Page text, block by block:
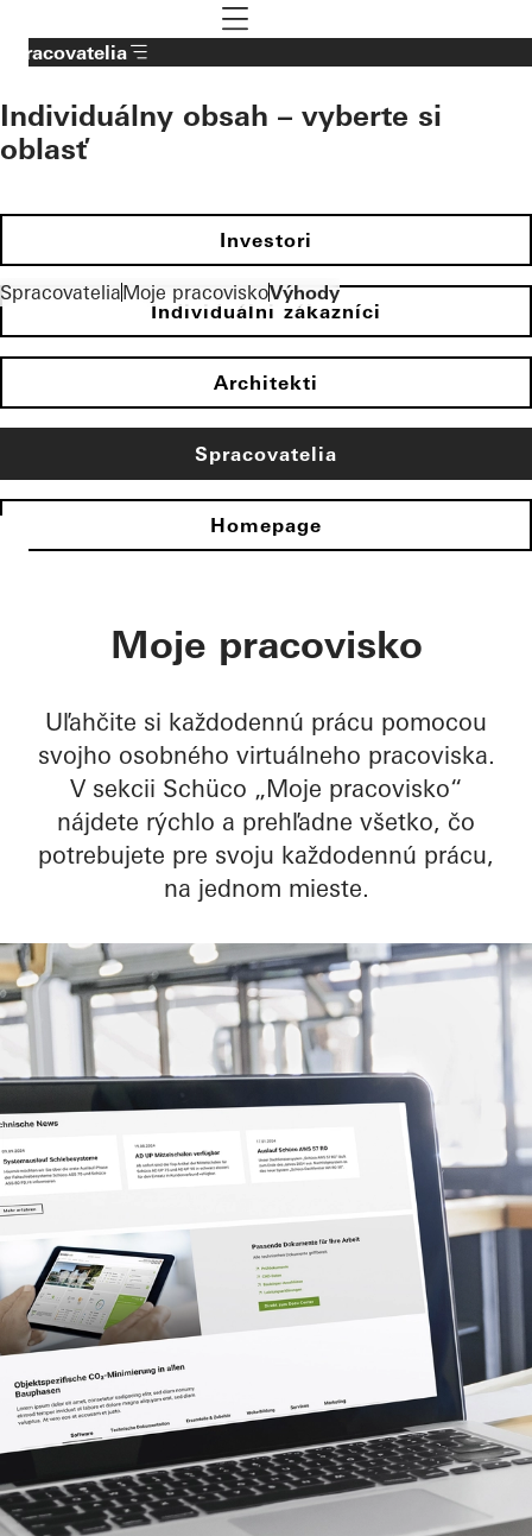
Navigation öffnen
SpracovateliaMoje pracoviskoVýhody
Spracovatelia
Individuálny obsah – vyberte si
oblasť
Investori
Individuálni zákazníci
Architekti
Spracovatelia
Homepage
Moje pracovisko
Uľahčite si každodennú prácu pomocou
svojho osobného virtuálneho pracoviska.
V sekcii Schüco „Moje pracovisko“
nájdete rýchlo a prehľadne všetko, čo
potrebujete pre svoju každodennú prácu,
na jednom mieste.